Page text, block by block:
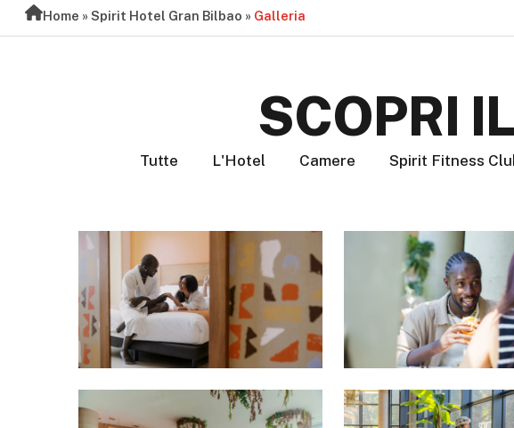
Home »Spirit Hotel Gran Bilbao » Galleria
SCOPRI
Tutte L'Hotel Camere Spirit Fitness